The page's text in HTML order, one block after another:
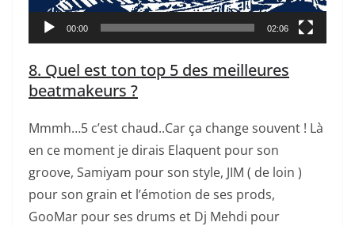
00:00 02:06
8. Quel est ton top 5 des meilleures
beatmakeurs ?
Mmmh…5 c’est chaud..Car ça change souvent ! Là
en ce moment je dirais Elaquent pour son
groove, Samiyam pour son style, JIM ( de loin )
pour son grain et l’émotion de ses prods,
GooMar pour ses drums et Dj Mehdi pour